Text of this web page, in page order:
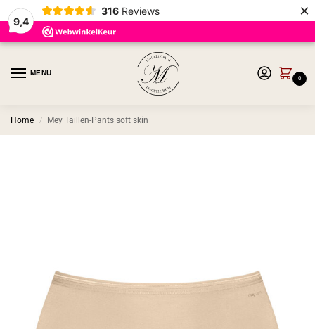
9,4
316 Reviews ×
MENU
0
Home / Mey Taillen-Pants soft skin